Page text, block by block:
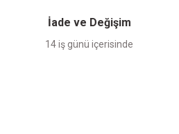
İade ve Değişim
14 iş günü içerisinde